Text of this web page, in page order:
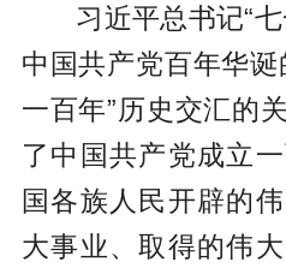
习近平总书记“
中国共产党百年华
一百年”历史交汇的
了中国共产党成立
国各族人民开辟的
大事业、取得的伟